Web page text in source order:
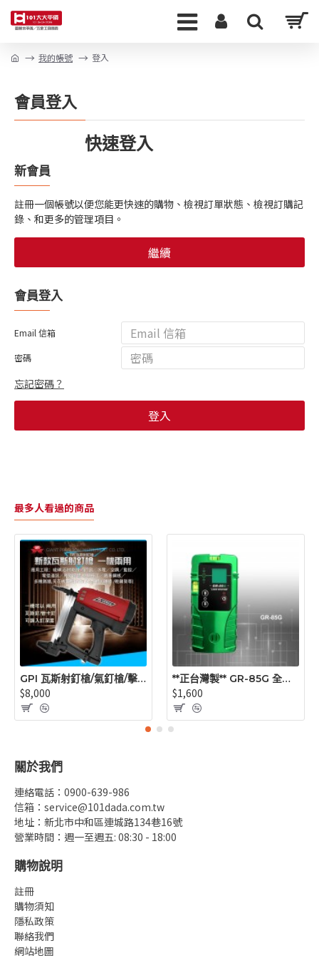
我的帳號 登入
會員登入
快速登入
新會員
註冊一個帳號以便您能更快速的購物、檢視訂單狀態、檢視訂購記
錄、和更多的管理項目。
繼續
會員登入
Email 信箱
密碼
忘記密碼？
登入
最多人看過的商品
GPI 瓦斯射釘槍/氣釘槍/擊釘槍/(買槍.送1000枚釘+1瓶瓦斯罐)(不可超商取貨)
$8,000
**正台灣製** GR-85G 全頻段綠光用接收器(雷射水平儀專用)
$1,600
關於我們
連絡電話：0900-639-986
信箱：service@101dada.com.tw
地址：新北市中和區連城路134巷16號
營業時間：週一至週五: 08:30 - 18:00
購物說明
註冊
購物須知
隱私政策
聯絡我們
網站地圖